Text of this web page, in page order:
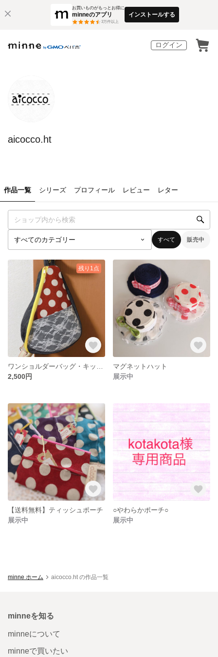
お買いものがもっとお得に
minneのアプリ
3万件以上
インストールする
ログイン
aicocco.ht
作品一覧 シリーズ プロフィール レビュー レター
すべて 販売中
残り1点
2,500円
マグネットハット
展示中
【送料無料】ティッシュポーチ
展示中
○やわらかポーチ○
展示中
minne ホーム aicocco.ht の作品一覧
minneを知る
minneについて
minneで買いたい